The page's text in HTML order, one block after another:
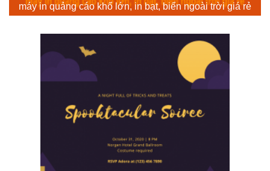
máy in quảng cáo khổ lớn, in bạt, biển ngoài trời giá rẻ